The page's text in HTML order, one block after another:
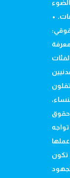
•
تكون